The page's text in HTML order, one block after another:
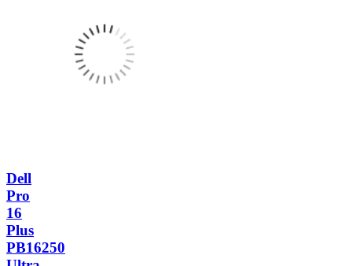
Dell
Pro
16
Plus
PB16250